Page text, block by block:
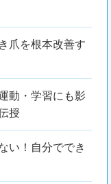
爪を根本改善す
動・学習にも影
授
い！自分ででき